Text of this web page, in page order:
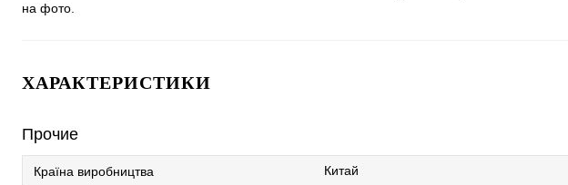
на фото.
ХАРАКТЕРИСТИКИ
Прочие
Країна виробництва Китай